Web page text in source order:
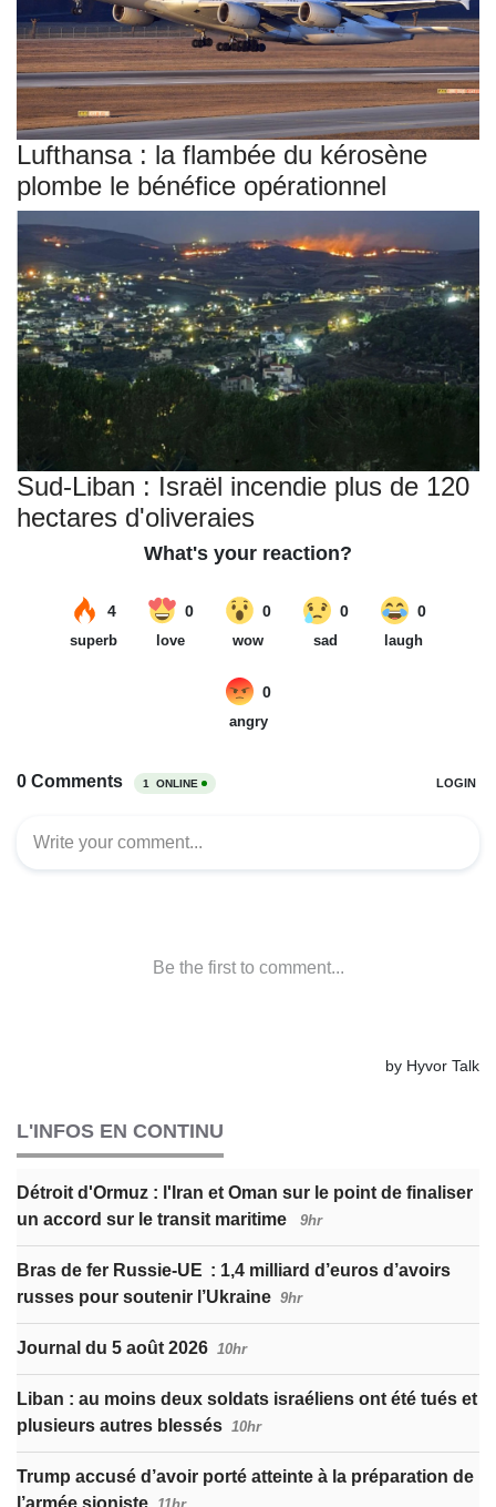
Lufthansa : la flambée du kérosène
plombe le bénéfice opérationnel
Sud-Liban : Israël incendie plus de 120
hectares d'oliveraies
L'INFOS EN CONTINU
Détroit d'Ormuz : l'Iran et Oman sur le point de finaliser
un accord sur le transit maritime
9hr
Bras de fer Russie-UE : 1,4 milliard d’euros d’avoirs
russes pour soutenir l’Ukraine 9hr
Journal du 5 août 2026 10hr
Liban : au moins deux soldats israéliens ont été tués et
plusieurs autres blessés 10hr
Trump accusé d’avoir porté atteinte à la préparation de